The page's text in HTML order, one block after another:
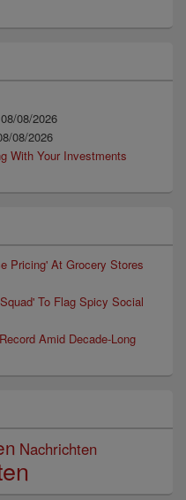
08/08/2026
08/2026
With Your Investments
Pricing' At Grocery Stores
To Flag Spicy Social
Amid Decade-Long
Nachrichten